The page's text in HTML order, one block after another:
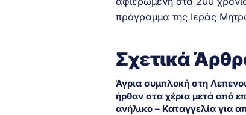
πρόγραμμα της Ιεράς
Σχετικά
Άγρια συμπλοκή στη
ήρθαν στα χέρια μετά από
ανήλικο – Καταγγελία για